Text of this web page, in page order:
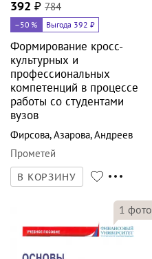
392 ₽ 784
–50 % Выгода 392 ₽
Формирование кросс-
культурных и
профессиональных
компетенций в процессе
работы со студентами
вузов
Фирсова,Азарова,Андреев
Прометей
В КОРЗИНУ
1 фото